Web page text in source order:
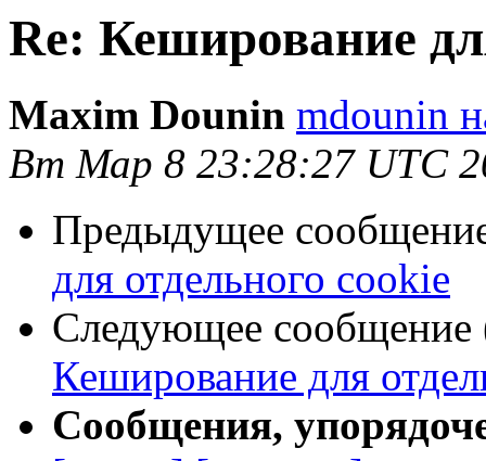
Re: Кеширование
Maxim Dounin mdounin
Вт Мар 8 23:28:27 UTC
Предыдущее
для отдельного cookie
Следующее сообщение
Кеширование для
Сообщения,